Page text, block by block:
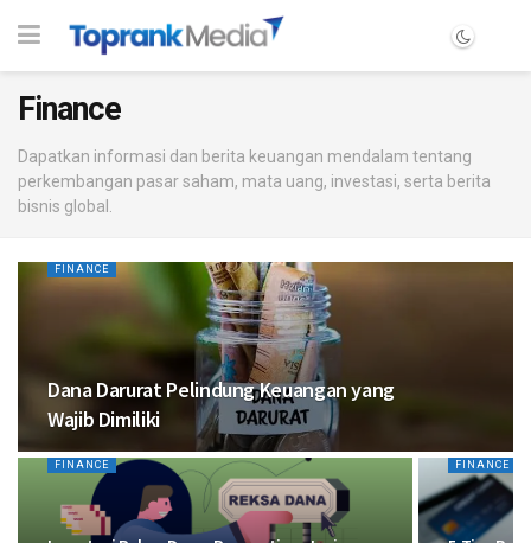
Finance
Dapatkan informasi dan berita keuangan mendalam tentang
perkembangan pasar saham, mata uang, investasi, serta berita
bisnis global.
FINANCE
Dana Darurat Pelindung Keuangan yang
Wajib Dimiliki
FINANCE FINANCE